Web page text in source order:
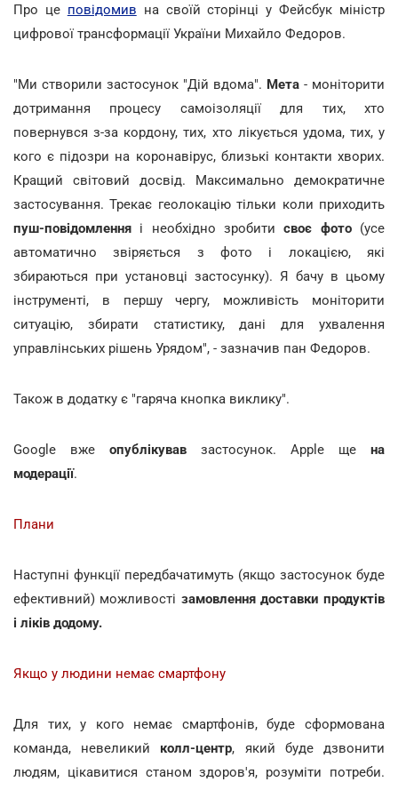
Про це повідомив на своїй сторінці у Фейсбук міністр
цифрової трансформації України Михайло Федоров.
"Ми створили застосунок "Дій вдома". Мета - моніторити
дотримання процесу самоізоляції для тих, хто
повернувся з-за кордону, тих, хто лікується удома, тих, у
кого є підозри на коронавірус, близькі контакти хворих.
Кращий світовий досвід. Максимально демократичне
застосування. Трекає геолокацію тільки коли приходить
пуш-повідомлення і необхідно зробитисвоє фото(усе
автоматично звіряється з фото і локацією, які
збираються при установці застосунку). Я бачу в цьому
інструменті, в першу чергу, можливість моніторити
ситуацію, збирати статистику, дані для ухвалення
управлінських рішень Урядом", - зазначив пан Федоров.
Також в додатку є "гаряча кнопка виклику".
Google вже опублікував застосунок. Apple ще на
модерації.
Плани
Наступні функції передбачатимуть (якщо застосунок буде
ефективний) можливості замовлення доставки продуктів
і ліків додому.
Якщо у людини немає смартфону
Для тих, у кого немає смартфонів, буде сформована
команда, невеликий колл-центр, який буде дзвонити
людям, цікавитися станом здоров'я, розуміти потреби.